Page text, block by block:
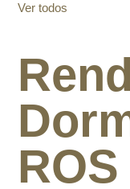
Ver todos
ROS